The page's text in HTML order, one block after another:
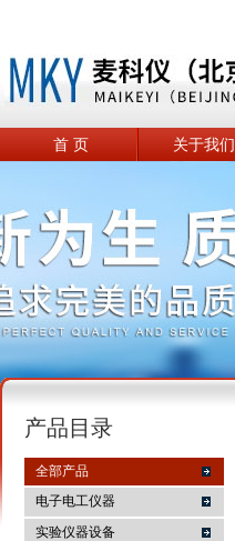
首 页 关于我们
产品目录
全部产品
电子电工仪器
实验仪器设备